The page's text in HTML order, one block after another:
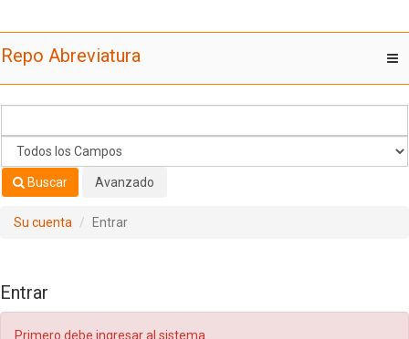
Repo Abreviatura
Buscar Avanzado
Su cuenta Entrar
Entrar
Primero debe ingresar al sistema